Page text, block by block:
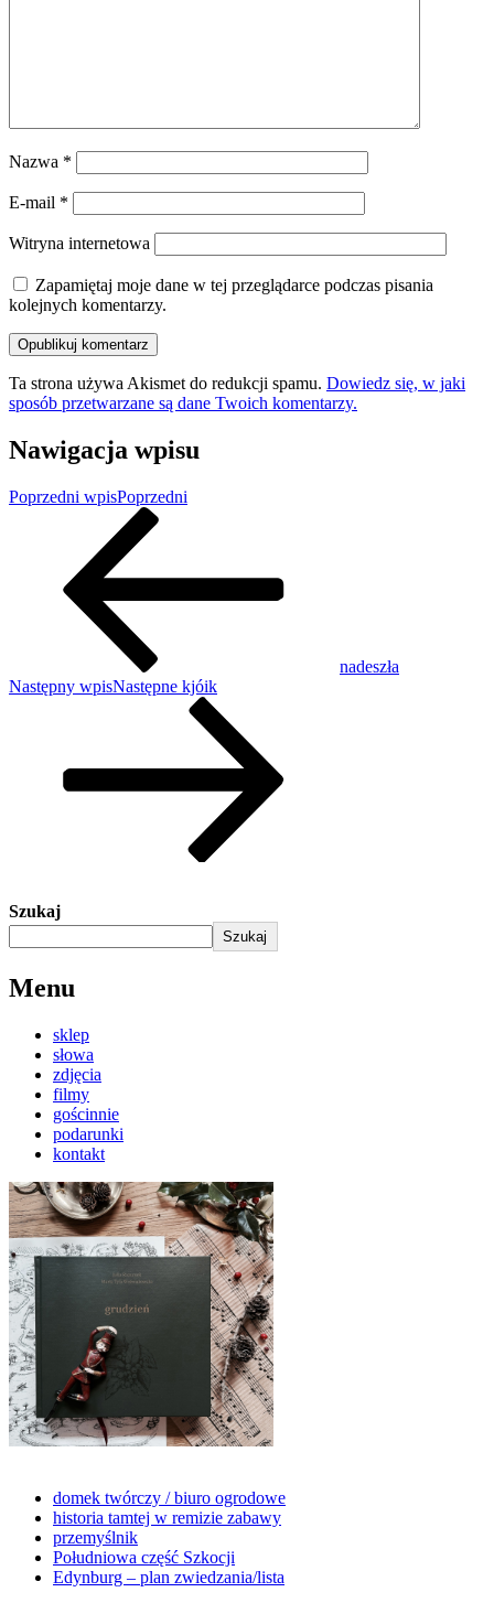
Nazwa *
E-mail *
Witryna internetowa
Zapamiętaj moje dane w tej przeglądarce podczas pisania
kolejnych komentarzy.
Ta strona używa Akismet do redukcji spamu. Dowiedz się, w jaki
sposób przetwarzane są dane Twoich komentarzy.
Nawigacja wpisu
Poprzedni wpisPoprzedni
nadeszła
Następny wpisNastępne kjóik
Szukaj
Szukaj
Menu
sklep
słowa
zdjęcia
filmy
gościnnie
podarunki
kontakt
domek twórczy / biuro ogrodowe
historia tamtej w remizie zabawy
przemyślnik
Południowa część Szkocji
Edynburg – plan zwiedzania/lista